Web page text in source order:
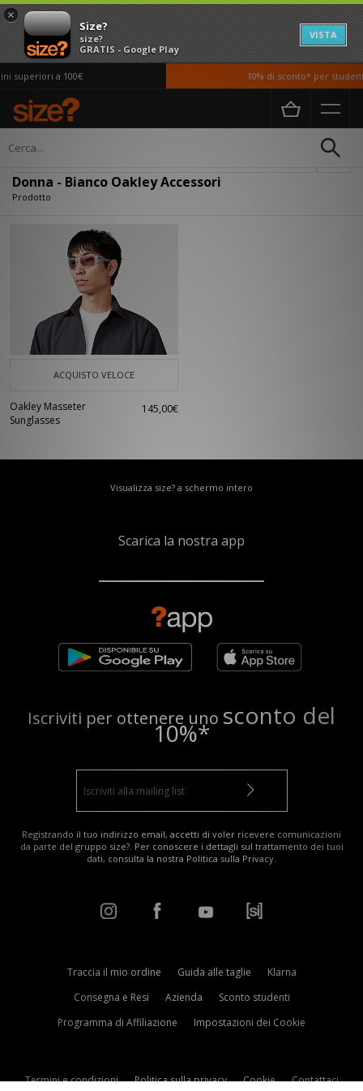
×
Size?
size?
GRATIS - Google Play
VISTA
superiori a 100€ 10% di sconto* per
Home Donna
Donna - Bianco Oakley Accessori
Prodotto
ACQUISTO VELOCE
Oakley Masseter
Sunglasses
145,00€
Visualizza size? a schermo intero
Scarica la nostra app
Iscriviti per ottenere uno sconto del
10%*
Registrando il tuo indirizzo email, accetti di voler ricevere comunicazioni
da parte del gruppo size?. Per conoscere i dettagli sul trattamento dei tuoi
dati, consulta la nostra Politica sulla Privacy.
Traccia il mio ordine Guida alle taglie
Klarna
Consegna e Resi
Azienda
Sconto studenti
Programma di Affiliazione
Impostazioni dei Cookie
Termini e condizioni Politica sulla privacy Cookie Contattaci